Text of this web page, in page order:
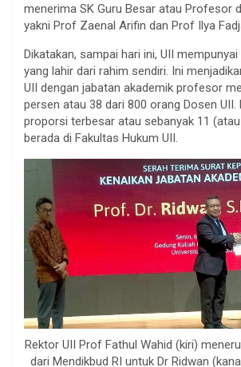
menerima SK Guru Besar atau Profesor
yakni Prof Zaenal Arifin dan Prof Ilya
Dikatakan, sampai hari ini, UII
yang lahir dari rahim sendiri. Ini
UII dengan jabatan akademik profesor
persen atau 38 dari 800 orang Dosen UII.
proporsi terbesar atau sebanyak 11
berada di Fakultas Hukum UII.
Rektor UII Prof Fathul Wahid (kiri)
dari Mendikbud RI untuk Dr Ridwan